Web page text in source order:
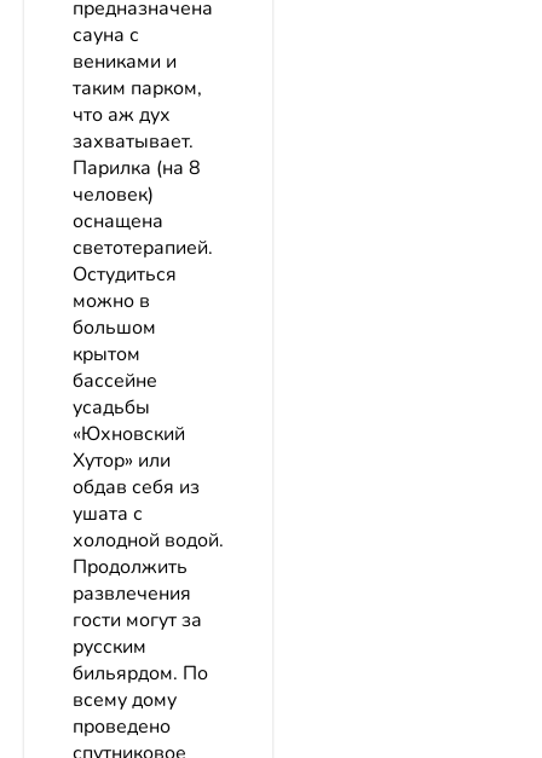
предназначена
сауна с
вениками и
таким парком,
что аж дух
захватывает.
Парилка (на 8
человек)
оснащена
светотерапией.
Остудиться
можно в
большом
крытом
бассейне
усадьбы
«Юхновский
Хутор» или
обдав себя из
ушата с
холодной водой.
Продолжить
развлечения
гости могут за
русским
бильярдом. По
всему дому
проведено